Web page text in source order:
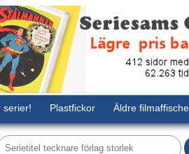
serier! Plastfickor Äldre